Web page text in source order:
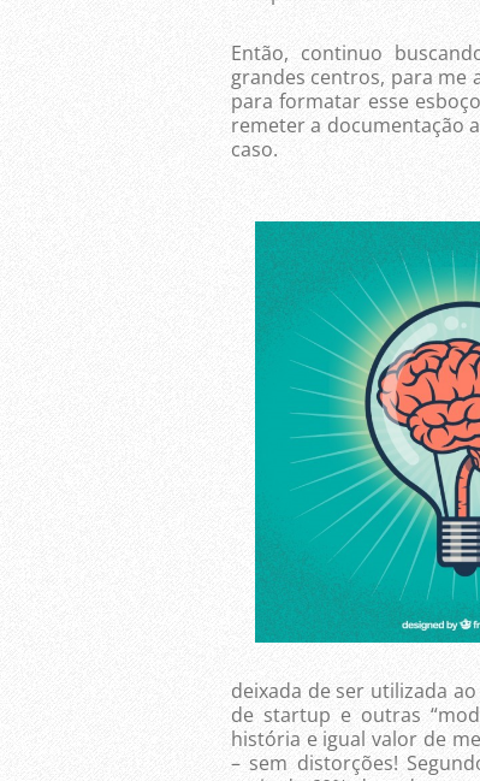
Então, continuo
grandes centros, para me
para formatar esse
remeter a documentação
caso.
deixada de ser utilizada
de startup e outras
história e igual valor de
– sem distorções!